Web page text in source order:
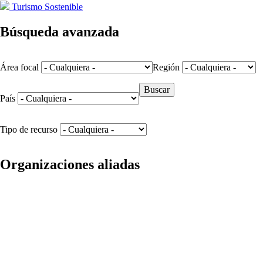
Turismo Sostenible
Búsqueda avanzada
Área focal Región
País
Tipo de recurso
Organizaciones aliadas